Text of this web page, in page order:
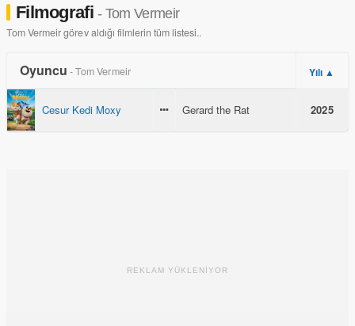
Filmografi- Tom Vermeir
Tom Vermeir görev aldığı filmlerin tüm listesi..
Oyuncu - Tom Vermeir Yılı ▲
Cesur Kedi Moxy Gerard the Rat 2025
REKLAM YÜKLENİYOR